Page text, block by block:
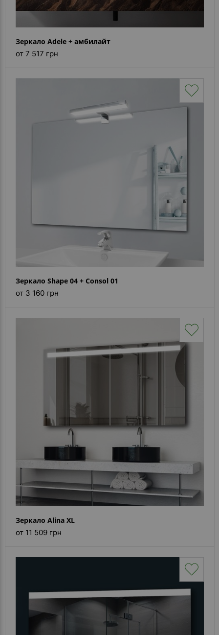
Зеркало Adele + амбилайт
от 7 517 грн
Зеркало Shape 04 + Consol 01
от 3 160 грн
Зеркало Alina XL
от 11 509 грн